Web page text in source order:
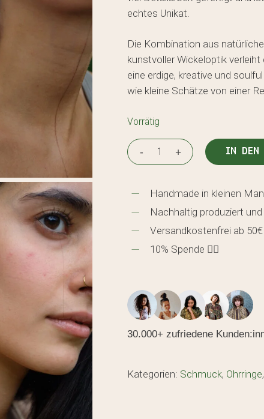
echtes Unikat.
Die Kombination aus
kunstvoller Wickeloptik verleiht
eine erdige, kreative und
wie kleine Schätze von einer
Vorrätig
IN DEN
Handmade in kleinen
Nachhaltig produziert
Versandkostenfrei ab
10% Spende 🖐🏼
30.000+ zufriedene
Kategorien: Schmuck, Ohrringe,